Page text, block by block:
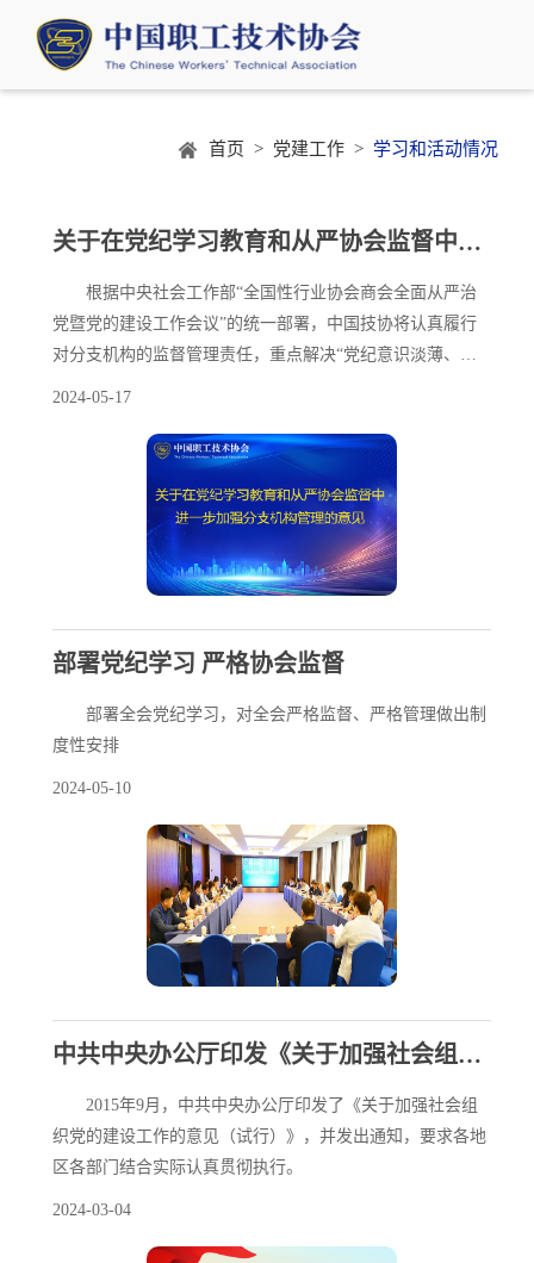
首页 > 党建工作 > 学习和活动情况
关于在党纪学习教育和从严协会监督中进一步加强分支机构管理的意见
根据中央社会工作部“全国性行业协会商会全面从严治
党暨党的建设工作会议”的统一部署，中国技协将认真履行
对分支机构的监督管理责任，重点解决“党纪意识淡薄、内
线”措施，加强全会思想建设和组织建设。
2024-05-17
部署党纪学习 严格协会监督
部署全会党纪学习，对全会严格监督、严格管理做出制
度性安排
2024-05-10
中共中央办公厅印发《关于加强社会组织党的建设工作的意见（试行）》| 常用法规
2015年9月，中共中央办公厅印发了《关于加强社会组
织党的建设工作的意见（试行）》，并发出通知，要求各地
区各部门结合实际认真贯彻执行。
2024-03-04